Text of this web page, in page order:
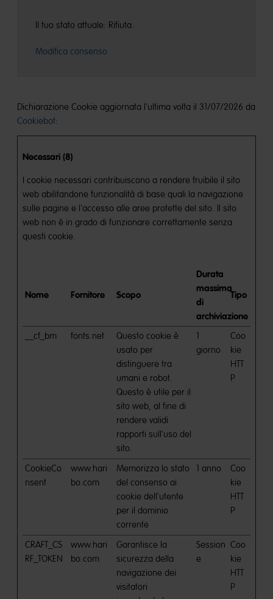
Il tuo stato attuale: Rifiuta.
Modifica consenso
Dichiarazione Cookie aggiornata l'ultima volta il 31/07/2026 da
Cookiebot:
Necessari (8)
I cookie necessari contribuiscono a rendere fruibile il sito
web abilitandone funzionalità di base quali la navigazione
sulle pagine e l'accesso alle aree protette del sito. Il sito
web non è in grado di funzionare correttamente senza
questi cookie.
Nome Fornitore Scopo
Durata
massima
di
archiviazione
Tipo
__cf_bm fonts.net
Questo cookie è
usato per
distinguere tra
umani e robot.
Questo è utile per il
sito web, al fine di
rendere validi
rapporti sull'uso del
sito.
1
giorno
Coo
kie
HTT
P
CookieCo
nsent
www.hari
bo.com
Memorizza lo stato
del consenso ai
cookie dell'utente
per il dominio
corrente
1 anno
Coo
kie
HTT
P
CRAFT_CS
RF_TOKEN
www.hari
bo.com
Garantisce la
sicurezza della
navigazione dei
visitatori
Session
e
Coo
kie
HTT
P